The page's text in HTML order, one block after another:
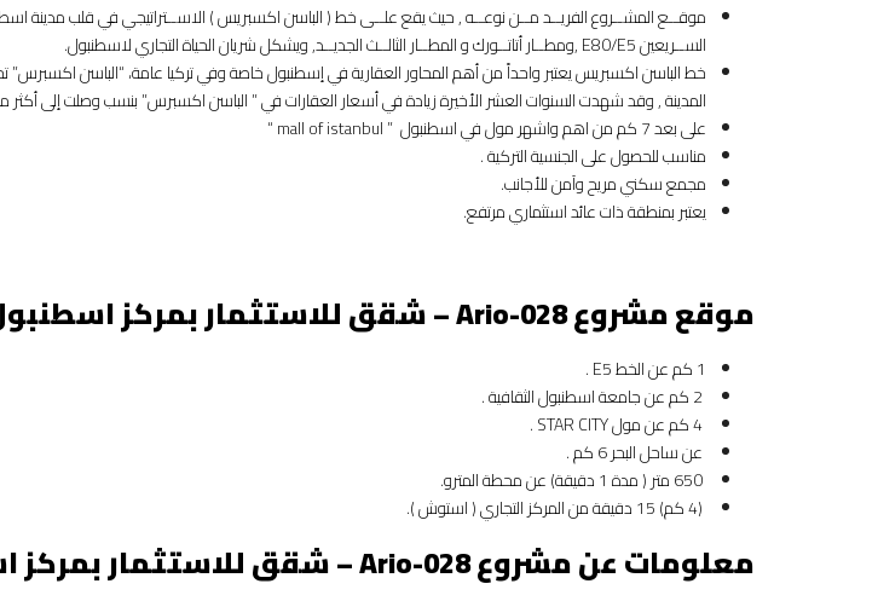
موقــع المشــروع الفريــد مــن نوعــه , حيث يقع علــى خط ( الباسن اكسبريس ) الاســتراتيجي في قلب مدينة
الســريعين E80/E5 ,ومطــار أتاتــورك و المطــار الثالــث الجديــد, ويشكل شريان الحياة التجاري لاسطنبول.
خط الباسن اكسبريس يعتبر واحداً من أهم المحاور العقارية في إسطنبول خاصة وفي تركيا عامة، “الباسن اكسبرس”
المدينة , وقد شهدت السنوات العشر الأخيرة زيادة في أسعار العقارات في ” الباسن اكسبرس” بنسب وصلت إلى أكثر من 20
على بعد 7 كم من اهم واشهر مول في اسطنبول ” mall of istanbul “
مناسب للحصول علىالجنسية التركية.
مجمع سكني مريح وآمن للأجانب.
يعتبر بمنطقة ذات عائد استثماري مرتفع.
موقع مشروعArio-028 – شقق للاستثمار بمركز اسطنبول
1 كم عن الخط E5 .
عن ساحل البحر 6 كم .
(4 كم) 15 دقيقة من المركز التجاري ( استوش ).
معلومات عن مشروعArio-028 – شقق للاستثمار بمركز اسطنبول